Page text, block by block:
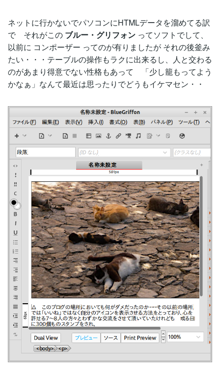
ネットに行かないでパソコンにHTMLデータを溜めてる訳
で それがこの ブルー・グリフォン ってソフトでして、
以前に コンポーザー ってのが有りましたが それの後釜み
たい・・・テーブルの操作もラクに出来るし、人と交わる
のがあまり得意でない性格もあって 「少し籠もってよう
かなぁ」なんて最近は思ったりでどうもイケマセン・・